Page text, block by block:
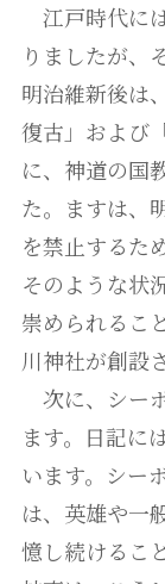
江戸時代に
りましたが、
明治維新後は
復古」および
に、神道の国
た。ますは、
を禁止するた
そのような状
崇められるこ
川神社が創設
次に、シー
ます。日記に
います。シー
は、英雄や一
憶し続けるこ